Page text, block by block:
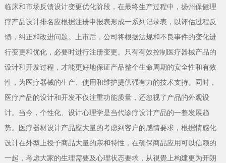
临床和市场反馈设计变更优化阶段，在最终生产过程中，扬州保健理
疗产品设计排名应根据注册申报表形成一系列记录表，以评估过程反
馈，纠正和改进问题。上市后，公司将根据法规和不良事件的变化进
行变更和优化，必要时进行注册变更。只有有效控制医疗器械产品的
设计和开发过程，才能更好地保证产品整个生命周期的安全性和有效
性，为医疗器械的生产、使用和维护提供强有力的技术支持。同时，
医疗产品的设计和开发不仅注重功能质量，还忽视了产品的外观设
计。当今，个性化、设计心理学是当代诊疗设计产品的一整发展趋
势。医疗器材设计产品应大量的考虑到客户的感情要求，根据情感化
设计在外型上授予商品大量的亲和特性，在确保商品应用可以信赖的
一起，考虑大家的生理需要及心理状态要求，从視覺上构建更为开朗